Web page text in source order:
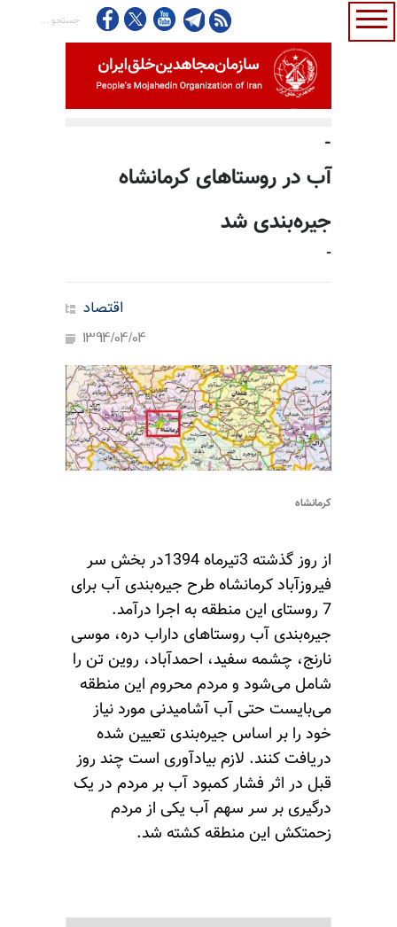
-
آب در روستاهای کرمانشاه
جیره‌بندی شد
-
اقتصاد
1394/04/04
کرمانشاه
از روز گذشته 3تیرماه 1394در بخش سر
فیروزآباد کرمانشاه طرح جیره‌بندی آب برای
7 روستای این منطقه به اجرا درآمد.
جیره‌بندی آب روستاهای داراب دره، موسی
نارنج، چشمه سفید، احمدآباد، روین تن را
شامل می‌شود و مردم محروم این منطقه
می‌بایست حتی آب آشامیدنی مورد نیاز
خود را بر اساس جیره‌بندی تعیین شده
دریافت کنند. لازم بیادآوری است چند روز
قبل در اثر فشار کمبود آب بر مردم در یک
درگیری بر سر سهم آب یکی از مردم
زحمتکش این منطقه کشته شد.